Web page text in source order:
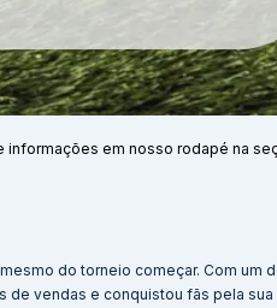
em nosso rodapé na
do torneio começar. Com um
vendas e conquistou fãs pela sua